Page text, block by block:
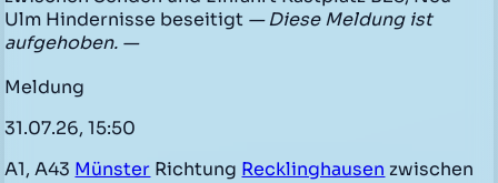
Ulm Hindernisse beseitigt — Diese Meldung ist
aufgehoben. —
Meldung
31.07.26, 15:50
A1, A43 Münster Richtung Recklinghausen zwischen